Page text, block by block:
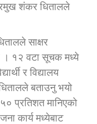
शंकर धितालले
साक्षर
। १२ वटा सूचक मध्ये
र विद्यालय
बताउनु भयो
प्रतिशत मानिएको
कार्य मध्येबाट